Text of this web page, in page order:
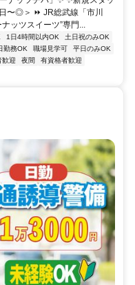
〜◎＞ ⏩ JR総武線「市川
ッツスイーツ”専門...
1日4時間以内OK
土日祝のみOK
勤務OK 職場見学可
平日のみOK
歓迎 夜間
有資格者歓迎